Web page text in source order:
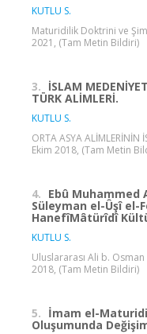
KUTLU S.
Maturidilik Doktrini ve
2021, (Tam Metin Bildiri)
3. İSLAM
TÜRK ALİMLERİ.
KUTLU S.
ORTA ASYA ALİMLERİNİN
Ekim 2018, (Tam Metin
4. Ebû Muhammed
Süleyman el-Ûşî el-
HanefîMâtürîdî
KUTLU S.
Uluslararası Ali b.
2018, (Tam Metin Bildiri)
5. İmam el-
Oluşumunda